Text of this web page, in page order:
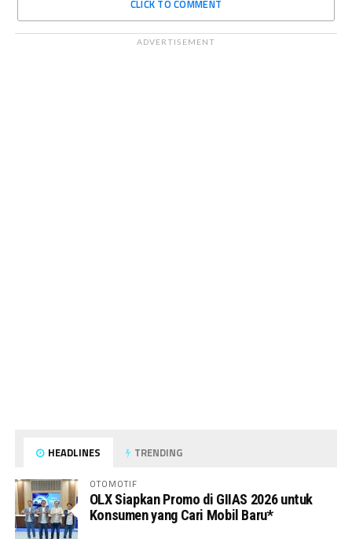
CLICK TO COMMENT
ADVERTISEMENT
HEADLINES TRENDING
OTOMOTIF
OLX Siapkan Promo di GIIAS 2026 untuk
Konsumen yang Cari Mobil Baru*